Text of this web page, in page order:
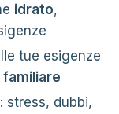
idrato,
tue esigenze
familiare
: stress, dubbi,